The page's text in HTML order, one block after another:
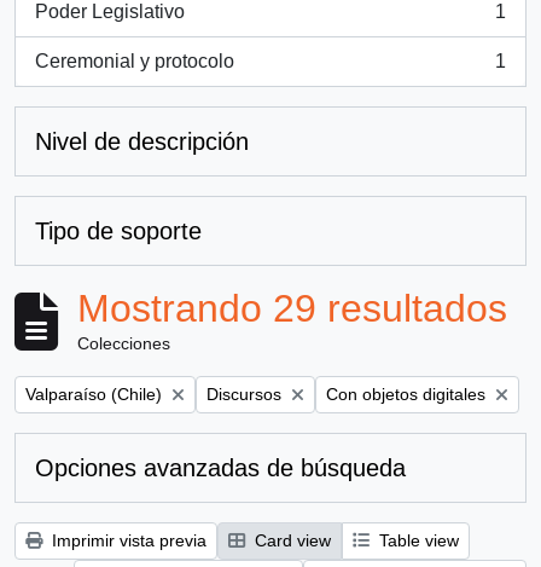
Poder Legislativo
, 1 resultados
1
Ceremonial y protocolo
, 1 resultados
1
Nivel de descripción
Tipo de soporte
Mostrando 29 resultados
Colecciones
Remove filter:
Valparaíso (Chile) Remove filter:
Discursos Remove filter:
Con objetos digitales
Opciones avanzadas de búsqueda
Imprimir vista previa Card view
Table view